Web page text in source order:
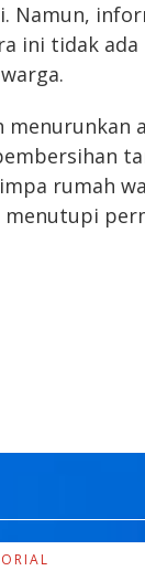
Namun,
ini tidak
menurunkan
rumah